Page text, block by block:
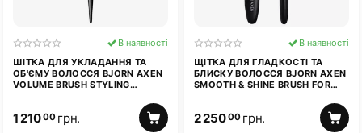
ШІТКА ДЛЯ УКЛАДАННЯ ТА
ОБ'ЄМУ ВОЛОССЯ BJORN AXEN
VOLUME BRUSH STYLING
В наявності
1 210 00 грн.
ЩІТКА ДЛЯ ГЛАДКОСТІ ТА
БЛИСКУ ВОЛОССЯ BJORN AXEN
SMOOTH & SHINE BRUSH FOR
В наявності
2 250 00 грн.